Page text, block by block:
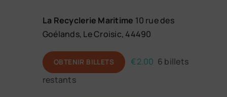
La Recyclerie Maritime 10 rue des
Goélands, Le Croisic, 44490
OBTENIR BILLETS €2.00 6 billets
restants